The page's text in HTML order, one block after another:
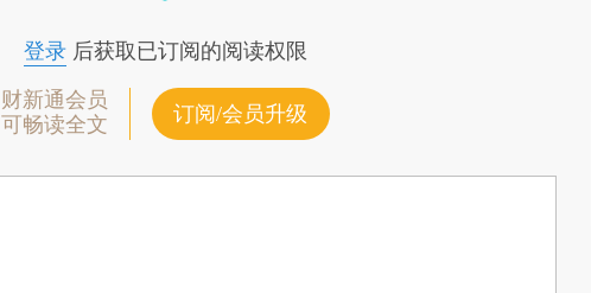
登录后获取已订阅的阅读权限
财新通会员
可畅读全文
订阅/会员升级